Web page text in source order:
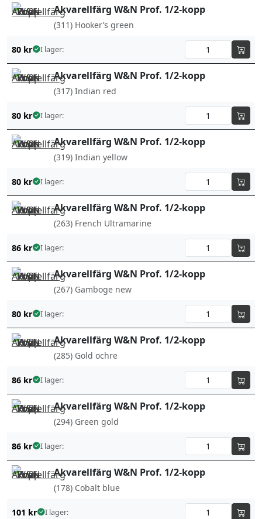
Akvarellfärg W&N Prof. 1/2-kopp
(311) Hooker’s green
80 kr I lager:
Akvarellfärg W&N Prof. 1/2-kopp
(317) Indian red
80 kr I lager:
Akvarellfärg W&N Prof. 1/2-kopp
(319) Indian yellow
80 kr I lager:
Akvarellfärg W&N Prof. 1/2-kopp
(263) French Ultramarine
86 kr I lager:
Akvarellfärg W&N Prof. 1/2-kopp
(267) Gamboge new
80 kr I lager:
Akvarellfärg W&N Prof. 1/2-kopp
(285) Gold ochre
86 kr I lager:
Akvarellfärg W&N Prof. 1/2-kopp
(294) Green gold
86 kr I lager:
Akvarellfärg W&N Prof. 1/2-kopp
(178) Cobalt blue
101 kr I lager: